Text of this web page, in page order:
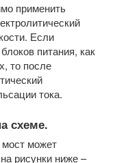
применить
Если
питания, как
то после
тока.
схеме.
может
рисунки ниже –